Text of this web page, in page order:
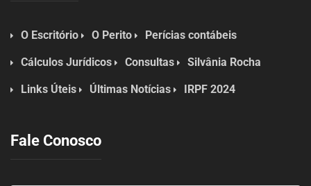
O Escritório O Perito Perícias contábeis
Cálculos Jurídicos Consultas Silvânia Rocha
Links Úteis Últimas Notícias IRPF 2024
Fale Conosco